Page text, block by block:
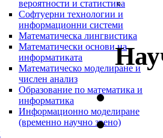
вероятности и статистика
Софтуерни технологии и
информационни системи
Математическа лингвистика
Математически основи на
информатиката
Математическо моделиране и
числен анализ
Образование по математика и
информатика
Информационно моделиране
(временно научно звено)